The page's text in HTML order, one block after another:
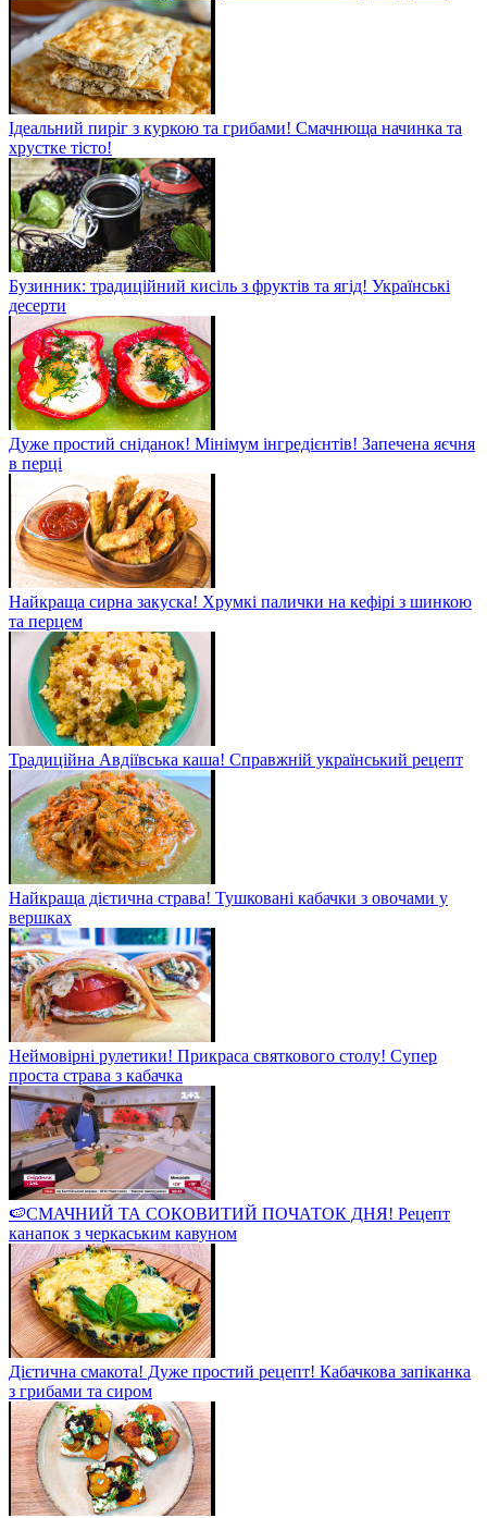
Ідеальний пиріг з куркою та грибами! Смачнюща начинка та
хрустке тісто!
Бузинник: традиційний кисіль з фруктів та ягід! Українські
десерти
Дуже простий сніданок! Мінімум інгредієнтів! Запечена яєчня
в перці
Найкраща сирна закуска! Хрумкі палички на кефірі з шинкою
та перцем
Традиційна Авдіївська каша! Справжній український рецепт
Найкраща дієтична страва! Тушковані кабачки з овочами у
вершках
Неймовірні рулетики! Прикраса святкового столу! Супер
проста страва з кабачка
🍉СМАЧНИЙ ТА СОКОВИТИЙ ПОЧАТОК ДНЯ! Рецепт
канапок з черкаським кавуном
Дієтична смакота! Дуже простий рецепт! Кабачкова запіканка
з грибами та сиром